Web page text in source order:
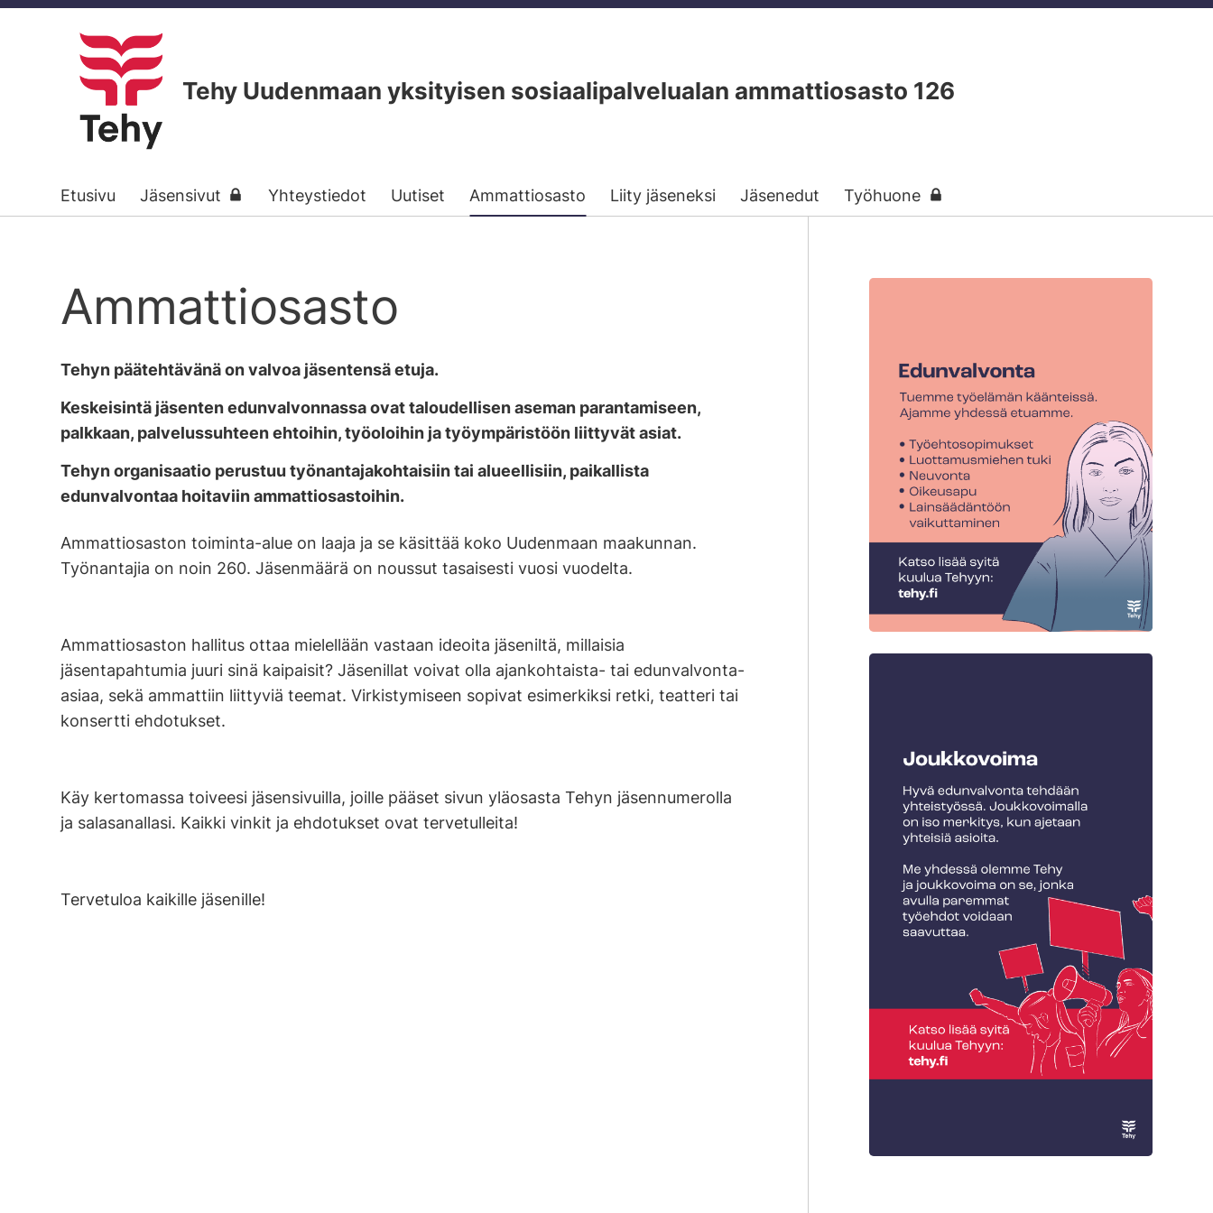
Tehy Uudenmaan yksityisen sosiaalipalvelualan ammattiosasto 126
Etusivu Jäsensivut Yhteystiedot Uutiset Ammattiosasto Liity jäseneksi Jäsenedut Työhuone
Ammattiosasto
Tehyn päätehtävänä on valvoa jäsentensä etuja.
Keskeisintä jäsenten edunvalvonnassa ovat taloudellisen aseman parantamiseen,
palkkaan, palvelussuhteen ehtoihin, työoloihin ja työympäristöön liittyvät asiat.
Tehyn organisaatio perustuu työnantajakohtaisiin tai alueellisiin, paikallista
edunvalvontaa hoitaviin ammattiosastoihin.
Ammattiosaston toiminta-alue on laaja ja se käsittää koko Uudenmaan maakunnan.
Työnantajia on noin 260. Jäsenmäärä on noussut tasaisesti vuosi vuodelta.
Ammattiosaston hallitus ottaa mielellään vastaan ideoita jäseniltä, millaisia
jäsentapahtumia juuri sinä kaipaisit? Jäsenillat voivat olla ajankohtaista- tai edunvalvonta-
asiaa, sekä ammattiin liittyviä teemat. Virkistymiseen sopivat esimerkiksi retki, teatteri tai
konsertti ehdotukset.
Käy kertomassa toiveesi jäsensivuilla, joille pääset sivun yläosasta Tehyn jäsennumerolla
ja salasanallasi. Kaikki vinkit ja ehdotukset ovat tervetulleita!
Tervetuloa kaikille jäsenille!